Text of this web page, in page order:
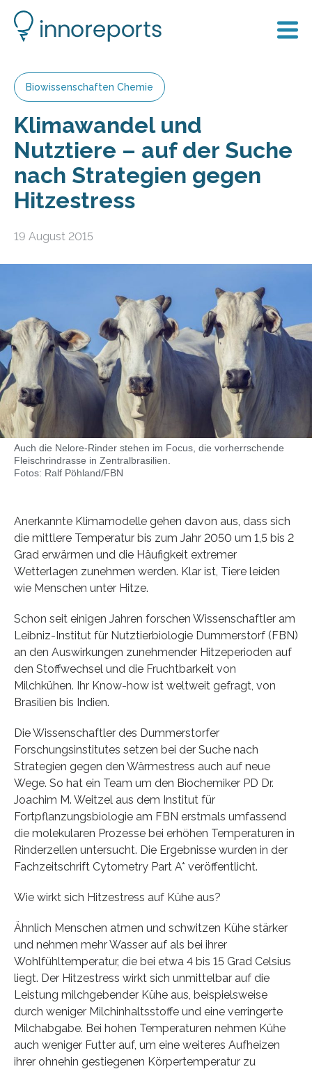
Biowissenschaften Chemie
Klimawandel und
Nutztiere – auf der Suche
nach Strategien gegen
Hitzestress
19 August 2015
Auch die Nelore-Rinder stehen im Focus, die vorherrschende
Fleischrindrasse in Zentralbrasilien.
Fotos: Ralf Pöhland/FBN
Anerkannte Klimamodelle gehen davon aus, dass sich
die mittlere Temperatur bis zum Jahr 2050 um 1,5 bis 2
Grad erwärmen und die Häufigkeit extremer
Wetterlagen zunehmen werden. Klar ist, Tiere leiden
wie Menschen unter Hitze.
Schon seit einigen Jahren forschen Wissenschaftler am
Leibniz-Institut für Nutztierbiologie Dummerstorf (FBN)
an den Auswirkungen zunehmender Hitzeperioden auf
den Stoffwechsel und die Fruchtbarkeit von
Milchkühen. Ihr Know-how ist weltweit gefragt, von
Brasilien bis Indien.
Die Wissenschaftler des Dummerstorfer
Forschungsinstitutes setzen bei der Suche nach
Strategien gegen den Wärmestress auch auf neue
Wege. So hat ein Team um den Biochemiker PD Dr.
Joachim M. Weitzel aus dem Institut für
Fortpflanzungsbiologie am FBN erstmals umfassend
die molekularen Prozesse bei erhöhen Temperaturen in
Rinderzellen untersucht. Die Ergebnisse wurden in der
Fachzeitschrift Cytometry Part A* veröffentlicht.
Wie wirkt sich Hitzestress auf Kühe aus?
Ähnlich Menschen atmen und schwitzen Kühe stärker
und nehmen mehr Wasser auf als bei ihrer
Wohlfühltemperatur, die bei etwa 4 bis 15 Grad Celsius
liegt. Der Hitzestress wirkt sich unmittelbar auf die
Leistung milchgebender Kühe aus, beispielsweise
durch weniger Milchinhaltsstoffe und eine verringerte
Milchabgabe. Bei hohen Temperaturen nehmen Kühe
auch weniger Futter auf, um eine weiteres Aufheizen
ihrer ohnehin gestiegenen Körpertemperatur zu